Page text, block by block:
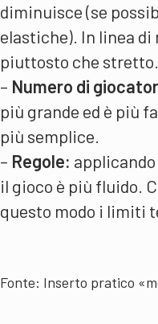
diminuisce (se
elastiche). In linea
piuttosto che stretto.
– Numero di
più grande ed è più
più semplice.
– Regole:
il gioco è più fluido.
questo modo i limiti
Fonte: Inserto pratico